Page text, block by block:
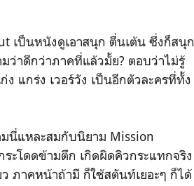
เป็นหนังดูเอาสนุก ตื่นเต้น ซึ่งก็สนุก
ว่าดีกว่าภาคที่แล้วมั้ย? ตอบว่าไม่รู้
แกร่ง เวอร์วัง เป็นอีกตัวละครที่ทั้ง
นี่แหละสมกับนิยาม Mission
ะโดดข้ามตึก เกิดผิดคิวกระแทกจริง
ภาคหน้าถ้ามี ก็ใช้สตันท์เยอะๆ ก็ได้